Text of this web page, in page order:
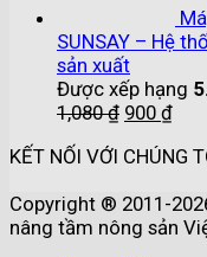
SUNSAY – Hệ
sản xuất
Được xếp hạng
1,080₫ 900 ₫
KẾT NỐI VỚI CHÚNG
Copyright ® 2011-
nâng tầm nông sản